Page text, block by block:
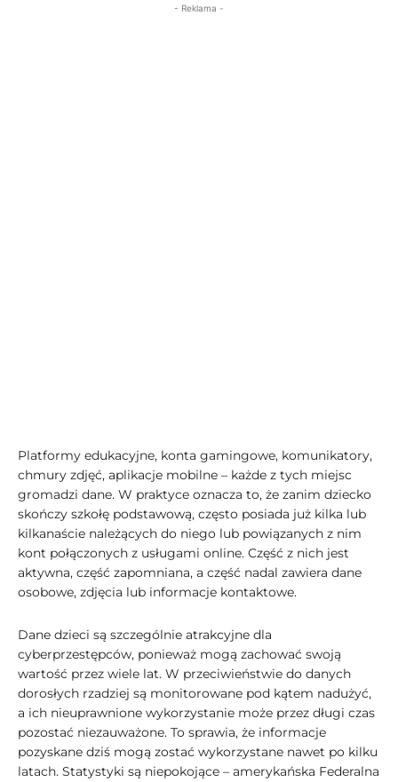
- Reklama -
Platformy edukacyjne, konta gamingowe, komunikatory,
chmury zdjęć, aplikacje mobilne – każde z tych miejsc
gromadzi dane. W praktyce oznacza to, że zanim dziecko
skończy szkołę podstawową, często posiada już kilka lub
kilkanaście należących do niego lub powiązanych z nim
kont połączonych z usługami online. Część z nich jest
aktywna, część zapomniana, a część nadal zawiera dane
osobowe, zdjęcia lub informacje kontaktowe.
Dane dzieci są szczególnie atrakcyjne dla
cyberprzestępców, ponieważ mogą zachować swoją
wartość przez wiele lat. W przeciwieństwie do danych
dorosłych rzadziej są monitorowane pod kątem nadużyć,
a ich nieuprawnione wykorzystanie może przez długi czas
pozostać niezauważone. To sprawia, że informacje
pozyskane dziś mogą zostać wykorzystane nawet po kilku
latach. Statystyki są niepokojące – amerykańska Federalna